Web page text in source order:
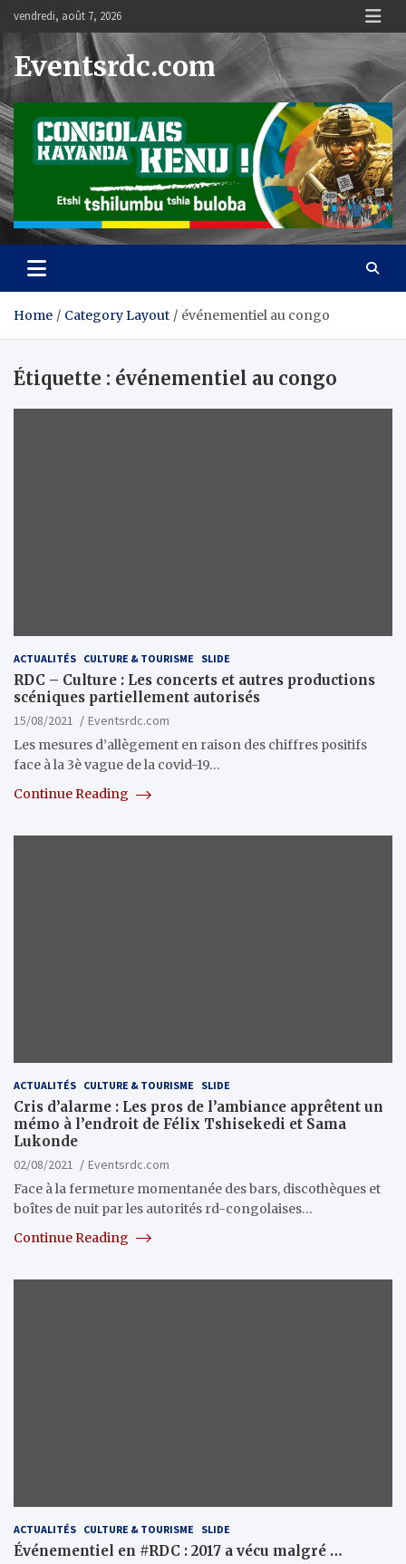
content
vendredi, août 7, 2026
Eventsrdc.com
Home Category Layout événementiel au congo
Étiquette : événementiel au congo
ACTUALITÉS CULTURE & TOURISME SLIDE
RDC – Culture : Les concerts et autres productions
scéniques partiellement autorisés
15/08/2021
Eventsrdc.com
Les mesures d’allègement en raison des chiffres positifs
face à la 3è vague de la covid-19…
Continue Reading
ACTUALITÉS CULTURE & TOURISME SLIDE
Cris d’alarme : Les pros de l’ambiance apprêtent un
mémo à l’endroit de Félix Tshisekedi et Sama
Lukonde
02/08/2021
Eventsrdc.com
Face à la fermeture momentanée des bars, discothèques et
boîtes de nuit par les autorités rd-congolaises…
Continue Reading
ACTUALITÉS CULTURE & TOURISME SLIDE
Événementiel en #RDC : 2017 a vécu malgré …